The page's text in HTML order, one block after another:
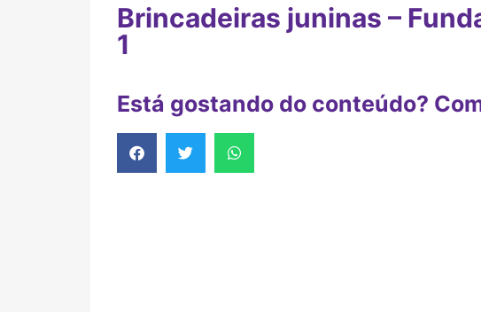
Brincadeiras juninas –
1
Está gostando do conteúdo?